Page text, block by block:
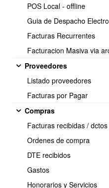
POS Local - offline
Guia de Despacho
Facturas Recurrentes
Facturacion Masiva via
Proveedores
Listado proveedores
Facturas por Pagar
Compras
Facturas recibidas /
Ordenes de compra
DTE recibidos
Gastos
Honorarios y Servicios
producto por cualquiera de
entras en la ficha